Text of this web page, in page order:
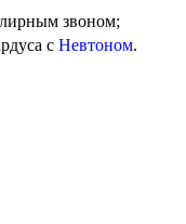
звоном;
с Невтоном.